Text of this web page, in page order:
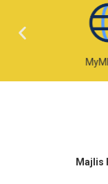
MyMPKj4u
Majlis